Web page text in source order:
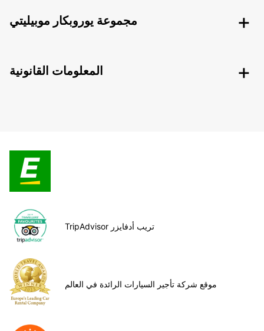
مجموعة يوروبكار موبيليتي
المعلومات القانونية
TripAdvisor تريب أدفايزر
موقع شركة تأجير السيارات الرائدة في العالم